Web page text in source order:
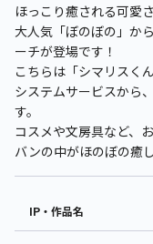
ほっこり癒される可愛
大人気「ぼのぼの」か
ーチが登場です！
こちらは「シマリスく
システムサービスから
す。
コスメや文房具など、
バンの中がほのぼの癒
IP・作品名